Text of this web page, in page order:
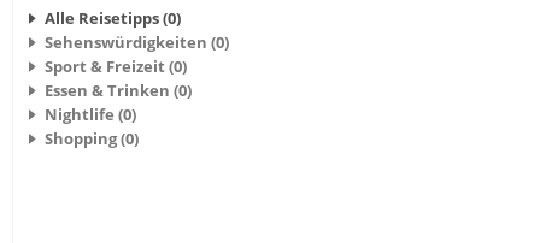
Alle Reisetipps (0)
Sehenswürdigkeiten (0)
Sport & Freizeit (0)
Essen & Trinken (0)
Nightlife (0)
Shopping (0)